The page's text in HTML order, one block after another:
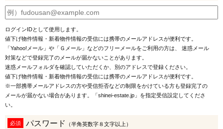
ログインIDとして使用します。
値下げ物件情報・新着物件情報の受信には携帯のメールアドレスが便利です。
「Yahoo!メール」や「Ｇメール」などのフリーメールをご利用の方は、 迷惑メール
対策などで登録完了のメールが届かないことがあります。
迷惑メールフォルダを確認していただくか、別のアドレスで登録ください。
値下げ物件情報・新着物件情報の受信には携帯のメールアドレスが便利です。
※一部携帯メールアドレスの方や受信拒否などの制限をかけている方も登録完了の
メールが届かない場合があります。「shinei-estate.jp」を指定受信設定してくださ
い。
必須 パスワード （半角英数字８文字以上）